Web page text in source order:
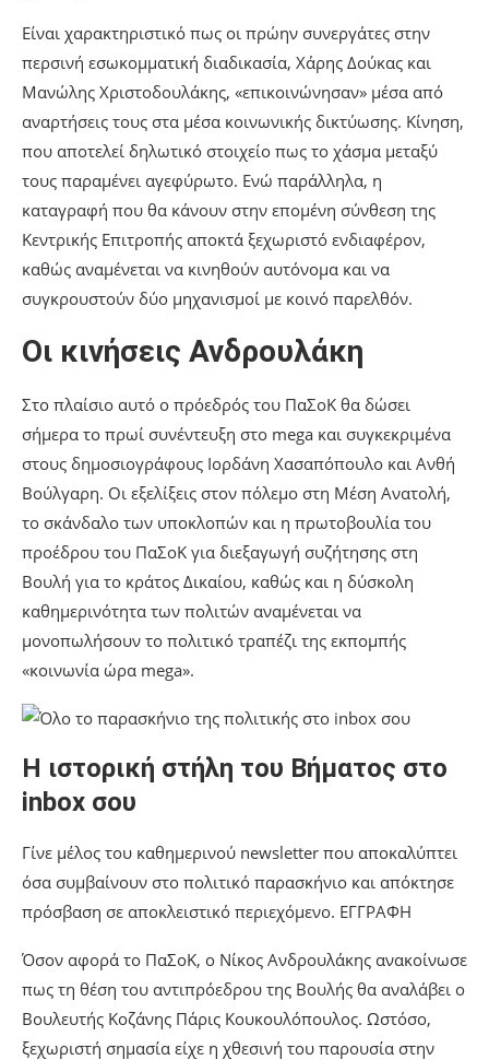
Είναι χαρακτηριστικό πως οι πρώην συνεργάτες στην
περσινή εσωκομματική διαδικασία, Χάρης Δούκας και
Μανώλης Χριστοδουλάκης, «επικοινώνησαν» μέσα από
αναρτήσεις τους στα μέσα κοινωνικής δικτύωσης. Κίνηση,
που αποτελεί δηλωτικό στοιχείο πως το χάσμα μεταξύ
τους παραμένει αγεφύρωτο. Ενώ παράλληλα, η
καταγραφή που θα κάνουν στην επομένη σύνθεση της
Κεντρικής Επιτροπής αποκτά ξεχωριστό ενδιαφέρον,
καθώς αναμένεται να κινηθούν αυτόνομα και να
συγκρουστούν δύο μηχανισμοί με κοινό παρελθόν.
Οι κινήσεις Ανδρουλάκη
Στο πλαίσιο αυτό ο πρόεδρός του ΠαΣοΚ θα δώσει
σήμερα το πρωί συνέντευξη στο mega και συγκεκριμένα
στους δημοσιογράφους Ιορδάνη Χασαπόπουλο και Ανθή
Βούλγαρη. Οι εξελίξεις στον πόλεμο στη Μέση Ανατολή,
το σκάνδαλο των υποκλοπών και η πρωτοβουλία του
προέδρου του ΠαΣοΚ για διεξαγωγή συζήτησης στη
Βουλή για το κράτος Δικαίου, καθώς και η δύσκολη
καθημερινότητα των πολιτών αναμένεται να
μονοπωλήσουν το πολιτικό τραπέζι της εκπομπής
«κοινωνία ώρα mega».
Η ιστορική στήλη του Βήματος στο
inbox σου
Γίνε μέλος του καθημερινού newsletter που αποκαλύπτει
όσα συμβαίνουν στο πολιτικό παρασκήνιο και απόκτησε
πρόσβαση σε αποκλειστικό περιεχόμενο. ΕΓΓΡΑΦΗ
Όσον αφορά το ΠαΣοΚ, ο Νίκος Ανδρουλάκης ανακοίνωσε
πως τη θέση του αντιπρόεδρου της Βουλής θα αναλάβει ο
Βουλευτής Κοζάνης Πάρις Κουκουλόπουλος. Ωστόσο,
ξεχωριστή σημασία είχε η χθεσινή του παρουσία στην